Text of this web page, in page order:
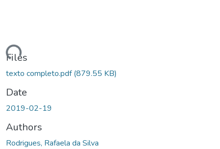
Files
texto completo.pdf(879.55 KB)
Date
2019-02-19
Authors
Rodrigues, Rafaela da Silva